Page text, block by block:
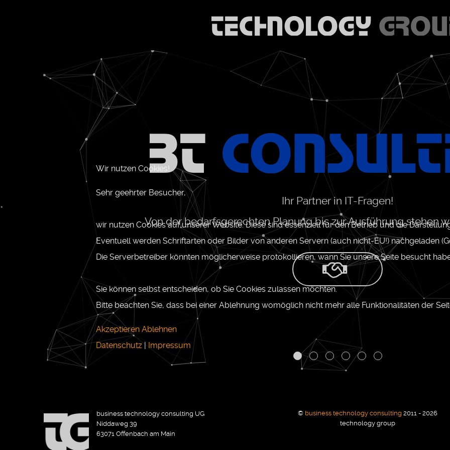
Ihr Partner in IT-Fragen!
Von der bedarfsgerechten Planung bis zur Ausführung stehen
business technology consulting UG
Niddaweg 39
63071 Offenbach am Main
© business technology consulting 2011 - 2026
technology group
Wir nutzen Cookies!
Sehr geehrter Besucher,
wir nutzen Cookies auf unserer Website. Diese sind essenziell für den Betrieb und die
Eventuell werden Schriftarten oder Bilder von anderen Servern (auch nicht-EU!) nachgeladen
Die Serverbetreiber könnten möglicherweise protokollieren, wann Sie unsere Seite besucht
Sie können selbst entscheiden, ob Sie Cookies zulassen möchten.
Bitte beachten Sie, dass bei einer Ablehnung womöglich nicht mehr alle Funktionalitäten der
Akzeptieren Ablehnen
Datenschutz|Impressum